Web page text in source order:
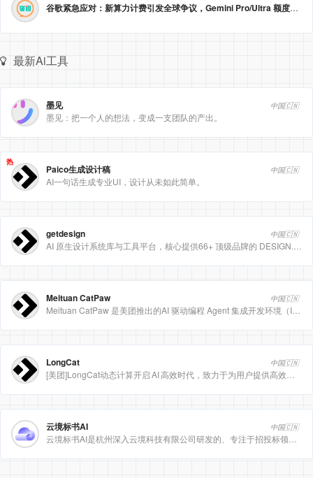
谷歌紧急应对：新算力计费引发全球争议，Gemini Pro/Ultra 额度永久提升至3倍！
最新Ai工具
墨见 中国🇨🇳
墨见：把一个人的想法，变成一支团队的产出。
热
Paico生成设计稿 中国🇨🇳
AI一句话生成专业UI，设计从未如此简单。
getdesign 中国🇨🇳
Meituan CatPaw 中国🇨🇳
LongCat 中国🇨🇳
云境标书AI 中国🇨🇳